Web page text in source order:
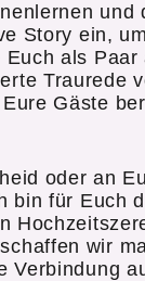
und
Story ein,
als
Traurede
Gäste
oder an
bin für Euch
wir
Verbindung